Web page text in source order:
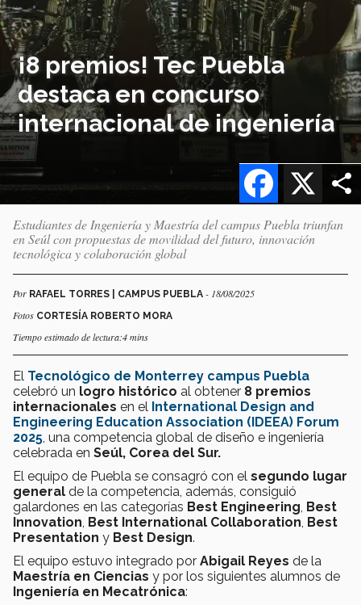
¡8 premios! Tec Puebla
destaca en concurso
internacional de ingeniería
X
Facebook
Estudiantes de Ingeniería y Maestría del campus Puebla triunfan
en Seúl con propuestas de movilidad del futuro, innovación
tecnológica y colaboración global
Por RAFAEL TORRES | CAMPUS PUEBLA - 18/08/2025
Fotos CORTESÍA ROBERTO MORA
Tiempo estimado de lectura:4 mins
El Tecnológico de Monterrey campus Puebla
celebró un logro histórico al obtener 8 premios
internacionales en el International Design and
Engineering Education Association (IDEEA) Forum
2025 , una competencia global de diseño e ingeniería
celebrada en Seúl, Corea del Sur.
El equipo de Puebla se consagró con el segundo lugar
general de la competencia, además, consiguió
galardones en las categorías Best Engineering Best
Innovation Best International Collaboration Best
Presentation y Best Design.
El equipo estuvo integrado por Abigail Reyes de la
Maestría en Ciencias y por los siguientes alumnos de
Ingeniería en Mecatrónica: